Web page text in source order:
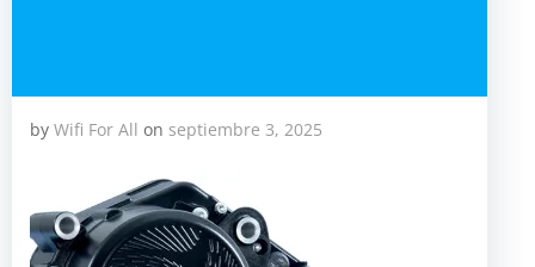
by Wifi For All on septiembre 3, 2025